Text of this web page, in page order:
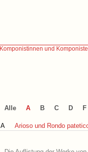
Komponistinnen und
Alle A B C D F
A Arioso und Rondo